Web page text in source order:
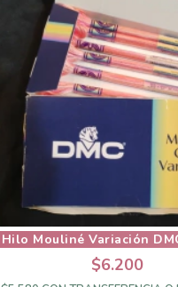
Hilo Mouliné Variación
$6.200